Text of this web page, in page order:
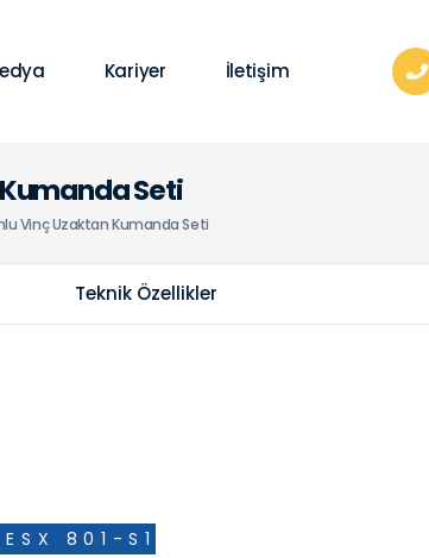
Kariyer İletişim
Seti
Vinç Uzaktan Kumanda Seti
Teknik Özellikler
ESX 801-S1